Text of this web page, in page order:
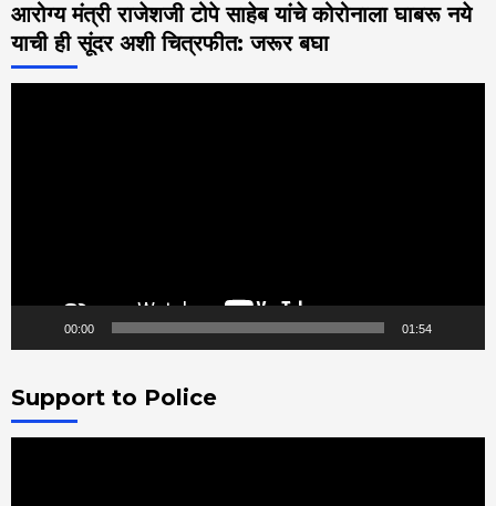
आरोग्य मंत्री राजेशजी टोपे साहेब यांचे कोरोनाला घाबरू नये
याची ही सूंदर अशी चित्रफीत: जरूर बघा
00:00 01:54
Support to Police